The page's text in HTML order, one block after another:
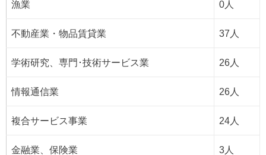
漁業 0人
不動産業・物品賃貸業 37人
学術研究、専門･技術サービス業 26人
情報通信業 26人
複合サービス事業 24人
金融業、保険業 3人